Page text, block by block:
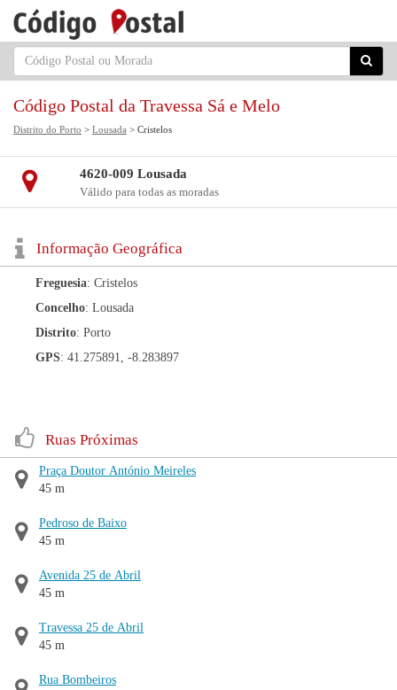
Código Postal da Travessa Sá e Melo
Distrito do Porto > Lousada > Cristelos
4620-009 Lousada
Válido para todas as moradas
Informação Geográfica
Freguesia: Cristelos
Concelho: Lousada
Distrito: Porto
GPS: 41.275891, -8.283897
Ruas Próximas
Praça Doutor António Meireles
45 m
Pedroso de Baixo
45 m
Avenida 25 de Abril
45 m
Travessa 25 de Abril
45 m
Rua Bombeiros